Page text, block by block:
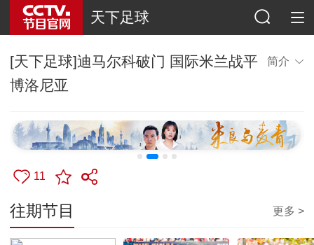
天下足球
[天下足球]迪马尔科破门 国际米兰战平
博洛尼亚
简介
11
往期节目 更多 >